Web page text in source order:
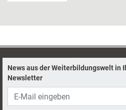
News aus der Weiterbildungswelt in
Newsletter